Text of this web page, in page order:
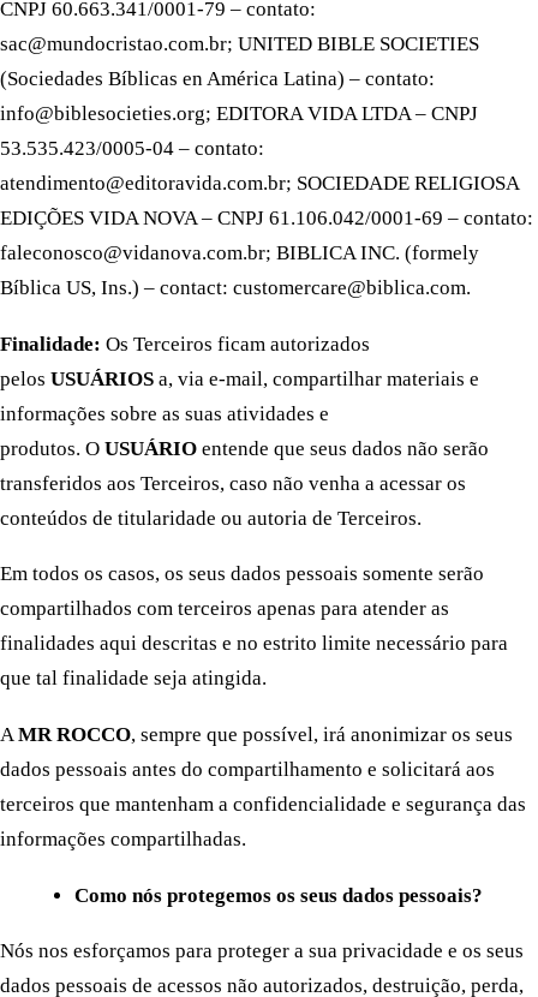
CNPJ 60.663.341/0001-79 – contato:
sac@mundocristao.com.br; UNITED BIBLE SOCIETIES
(Sociedades Bíblicas en América Latina) – contato:
info@biblesocieties.org; EDITORA VIDA LTDA – CNPJ
53.535.423/0005-04 – contato:
atendimento@editoravida.com.br; SOCIEDADE RELIGIOSA
EDIÇÕES VIDA NOVA – CNPJ 61.106.042/0001-69 – contato:
faleconosco@vidanova.com.br; BIBLICA INC. (formely
Bíblica US, Ins.) – contact: customercare@biblica.com.
Finalidade: Os Terceiros ficam autorizados
pelos USUÁRIOS a, via e-mail, compartilhar materiais e
informações sobre as suas atividades e
produtos. O USUÁRIO entende que seus dados não serão
transferidos aos Terceiros, caso não venha a acessar os
conteúdos de titularidade ou autoria de Terceiros.
Em todos os casos, os seus dados pessoais somente serão
compartilhados com terceiros apenas para atender as
finalidades aqui descritas e no estrito limite necessário para
que tal finalidade seja atingida.
AMR ROCCO, sempre que possível, irá anonimizar os seus
dados pessoais antes do compartilhamento e solicitará aos
terceiros que mantenham a confidencialidade e segurança das
informações compartilhadas.
Como nós protegemos os seus dados pessoais?
Nós nos esforçamos para proteger a sua privacidade e os seus
dados pessoais de acessos não autorizados, destruição, perda,